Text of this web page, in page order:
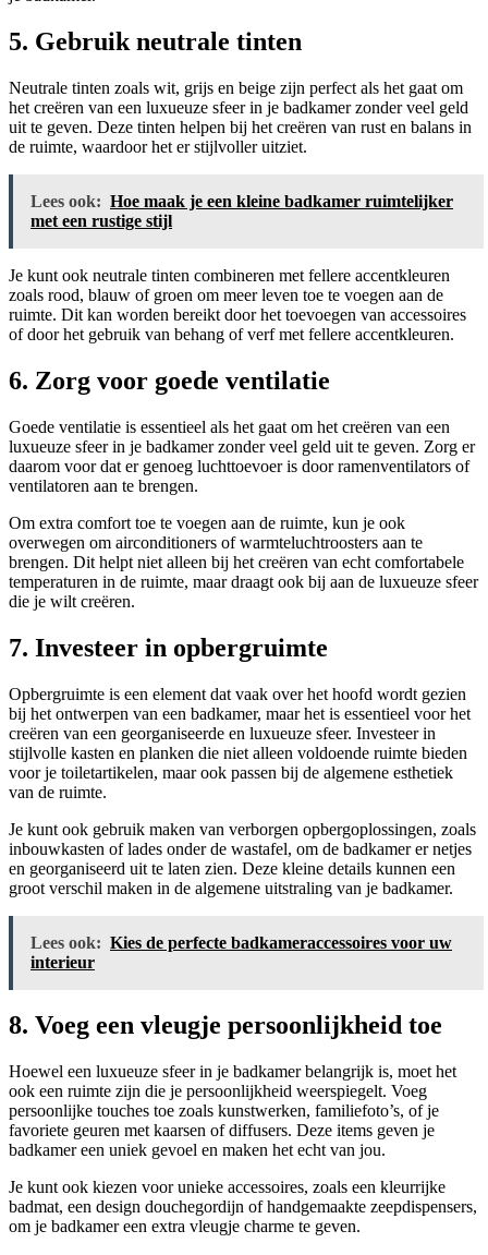
5. Gebruik neutrale tinten
Neutrale tinten zoals wit, grijs en beige zijn perfect als het gaat om
het creëren van een luxueuze sfeer in je badkamer zonder veel geld
uit te geven. Deze tinten helpen bij het creëren van rust en balans in
de ruimte, waardoor het er stijlvoller uitziet.
Lees ook: Hoe maak je een kleine badkamer ruimtelijker
met een rustige stijl
Je kunt ook neutrale tinten combineren met fellere accentkleuren
zoals rood, blauw of groen om meer leven toe te voegen aan de
ruimte. Dit kan worden bereikt door het toevoegen van accessoires
of door het gebruik van behang of verf met fellere accentkleuren.
6. Zorg voor goede ventilatie
Goede ventilatie is essentieel als het gaat om het creëren van een
luxueuze sfeer in je badkamer zonder veel geld uit te geven. Zorg er
daarom voor dat er genoeg luchttoevoer is door ramenventilators of
ventilatoren aan te brengen.
Om extra comfort toe te voegen aan de ruimte, kun je ook
overwegen om airconditioners of warmteluchtroosters aan te
brengen. Dit helpt niet alleen bij het creëren van echt comfortabele
temperaturen in de ruimte, maar draagt ook bij aan de luxueuze sfeer
die je wilt creëren.
7. Investeer in opbergruimte
Opbergruimte is een element dat vaak over het hoofd wordt gezien
bij het ontwerpen van een badkamer, maar het is essentieel voor het
creëren van een georganiseerde en luxueuze sfeer. Investeer in
stijlvolle kasten en planken die niet alleen voldoende ruimte bieden
voor je toiletartikelen, maar ook passen bij de algemene esthetiek
van de ruimte.
Je kunt ook gebruik maken van verborgen opbergoplossingen, zoals
inbouwkasten of lades onder de wastafel, om de badkamer er netjes
en georganiseerd uit te laten zien. Deze kleine details kunnen een
groot verschil maken in de algemene uitstraling van je badkamer.
Lees ook: Kies de perfecte badkameraccessoires voor uw
interieur
8. Voeg een vleugje persoonlijkheid toe
Hoewel een luxueuze sfeer in je badkamer belangrijk is, moet het
ook een ruimte zijn die je persoonlijkheid weerspiegelt. Voeg
persoonlijke touches toe zoals kunstwerken, familiefoto’s, of je
favoriete geuren met kaarsen of diffusers. Deze items geven je
badkamer een uniek gevoel en maken het echt van jou.
Je kunt ook kiezen voor unieke accessoires, zoals een kleurrijke
badmat, een design douchegordijn of handgemaakte zeepdispensers,
om je badkamer een extra vleugje charme te geven.